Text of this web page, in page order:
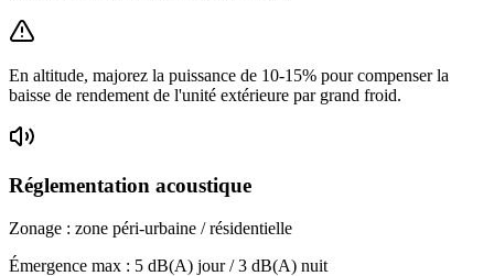
En altitude, majorez la puissance de 10-15% pour compenser la
baisse de rendement de l'unité extérieure par grand froid.
Réglementation acoustique
Zonage : zone péri-urbaine / résidentielle
Émergence max : 5 dB(A) jour /3 dB(A) nuit